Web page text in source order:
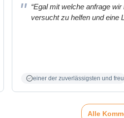
“Egal mit welche anfrage
versucht zu helfen und eine
einer der zuverlässigsten und
Alle